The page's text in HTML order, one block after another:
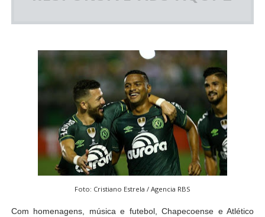
Foto: Cristiano Estrela / Agencia RBS
Com homenagens, música e futebol, Chapecoense e Atlético